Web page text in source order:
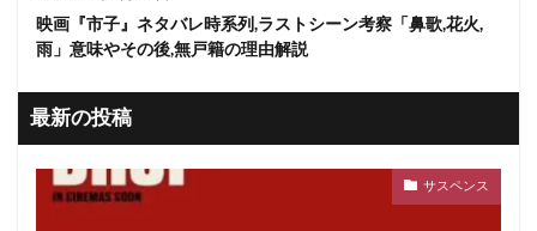
映画『市子』ネタバレ時系列,ラストシーン考察「鼻歌,花火,
雨」意味やその後,無戸籍の理由解説
最新の投稿
サスペンス